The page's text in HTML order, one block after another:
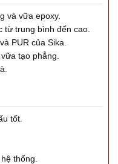
và vữa epoxy.
từ trung bình đến cao.
PUR của Sika.
tạo phẳng.
tốt.
thống.